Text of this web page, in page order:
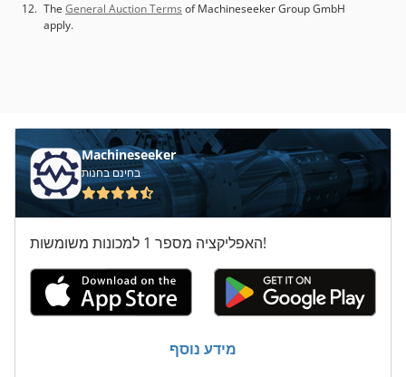
The General Auction Terms of Machineseeker Group GmbH
apply.
Machineseeker
בחינם בחנות
האפליקציה מספר 1 למכונות משומשות!
מידע נוסף